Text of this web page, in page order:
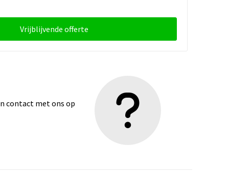
Vrijblijvende offerte
contact met ons op